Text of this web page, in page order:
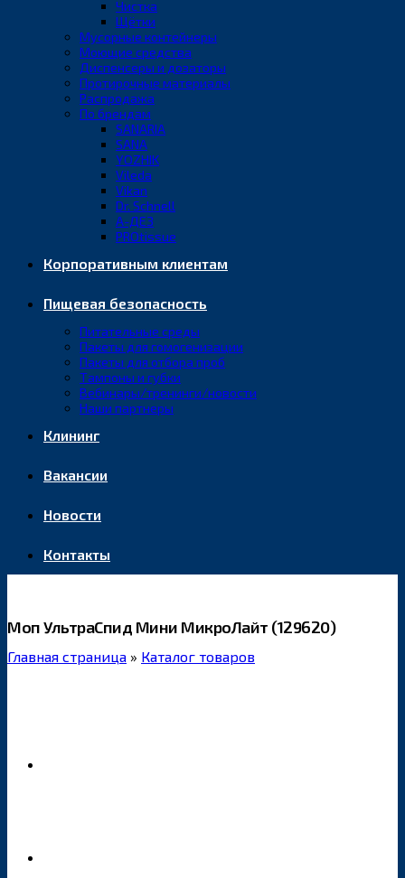
Чистка
Щётки
Мусорные контейнеры
Моющие средства
Диспенсеры и дозаторы
Протирочные материалы
Распродажа
По брендам
SANARIA
SANA
YOZHIK
Vileda
Vikan
Dr. Schnell
А-ДЕЗ
PROtissue
Корпоративным клиентам
Пищевая безопасность
Питательные среды
Пакеты для гомогенизации
Пакеты для отбора проб
Тампоны и губки
Вебинары/тренинги/новости
Наши партнеры
Клининг
Вакансии
Новости
Контакты
Моп УльтраСпид Мини МикроЛайт (129620)
Главная страница » Каталог товаров